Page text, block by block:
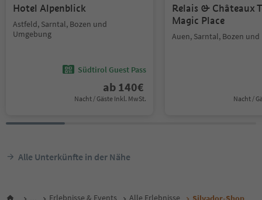
Hotel Alpenblick
Astfeld, Sarntal, Bozen und
Umgebung
Südtirol Guest Pass
ab 140€
Nacht / Gäste Inkl. MwSt.
Relais & Châteaux
Magic Place
Auen, Sarntal, Bozen
Nacht /
Alle Unterkünfte in der Nähe
Erlebnisse & Events Alle Erlebnisse